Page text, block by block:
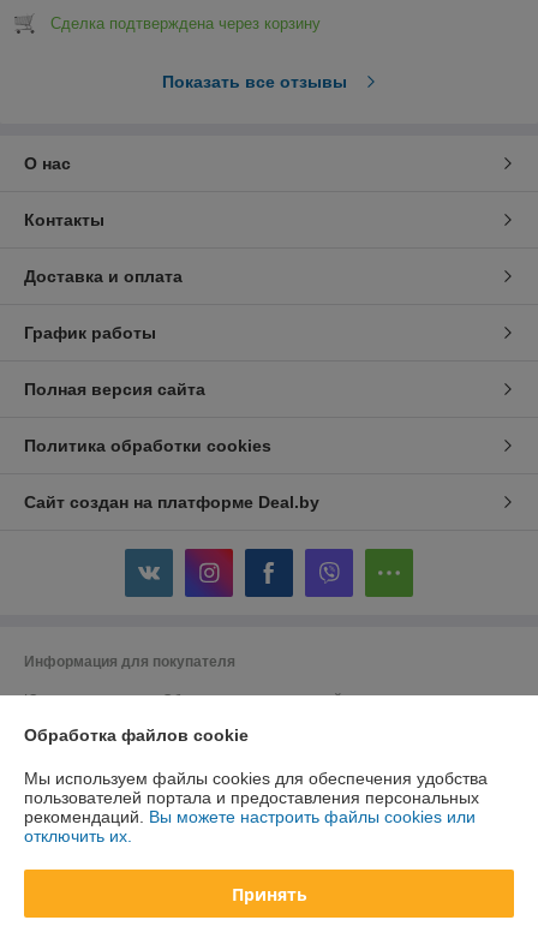
Сделка подтверждена через корзину
Показать все отзывы
О нас
Контакты
Доставка и оплата
График работы
Полная версия сайта
Политика обработки cookies
Сайт создан на платформе Deal.by
Информация для покупателя
Юридическое лицо:Общество с ограниченной ответственностью
2200015, Республика Беларусь, ул. Гурского 16/14 пом 3
Регистрационный номер ЕГР: 193042313
УНП: 193042313
Дата регистрации компании: 27.02.2018
Обработка файлов cookie
Мы используем файлы cookies для обеспечения удобства
пользователей портала и предоставления персональных
рекомендаций. Вы можете настроить файлы cookies или
отключить их.
Принять